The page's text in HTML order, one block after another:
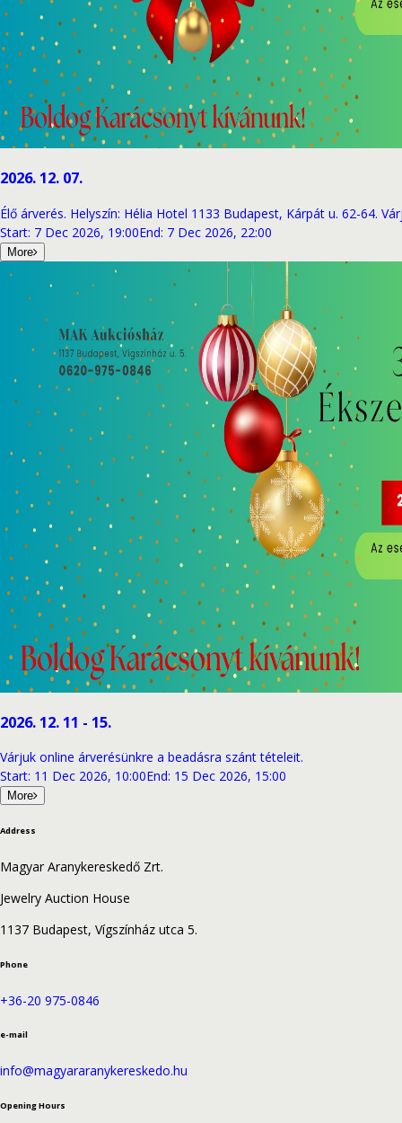
2026. 12. 07.
Élő árverés. Helyszín: Hélia Hotel 1133 Budapest, Kárpát u. 62-64.
Start: 7 Dec 2026, 19:00End: 7 Dec 2026, 22:00
More
2026. 12. 11 - 15.
Várjuk online árverésünkre a beadásra szánt tételeit.
Start: 11 Dec 2026, 10:00End: 15 Dec 2026, 15:00
More
Address
Magyar Aranykereskedő Zrt.
Jewelry Auction House
1137 Budapest, Vígszínház utca 5.
Phone
+36-20 975-0846
e-mail
info@magyararanykereskedo.hu
Opening Hours